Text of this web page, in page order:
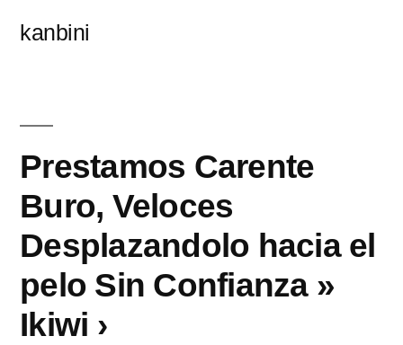
kanbini
Prestamos Carente
Buro, Veloces
Desplazandolo hacia el
pelo Sin Confianza »
Ikiwi ›